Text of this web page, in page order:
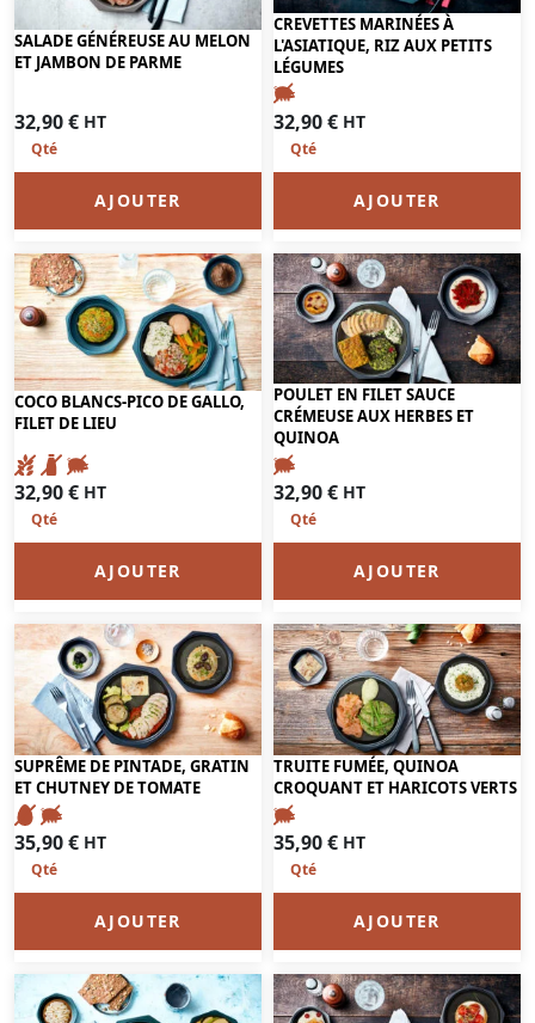
SALADE GÉNÉREUSE AU MELON
ET JAMBON DE PARME
32,90€ HT
AJOUTER
CREVETTES MARINÉES À
L'ASIATIQUE, RIZ AUX PETITS
LÉGUMES
32,90€ HT
AJOUTER
COCO BLANCS-PICO DE GALLO,
FILET DE LIEU
32,90€ HT
AJOUTER
POULET EN FILET SAUCE
CRÉMEUSE AUX HERBES ET
QUINOA
32,90€ HT
AJOUTER
SUPRÊME DE PINTADE, GRATIN
ET CHUTNEY DE TOMATE
35,90€ HT
AJOUTER
TRUITE FUMÉE, QUINOA
CROQUANT ET HARICOTS VERTS
35,90€ HT
AJOUTER